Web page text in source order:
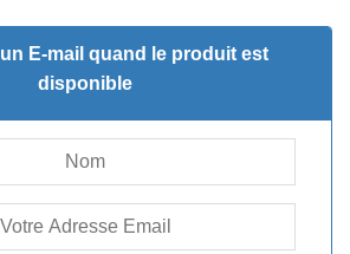
:
actuel
est :
45.496D.T.
E-mail quand le produit est
disponible